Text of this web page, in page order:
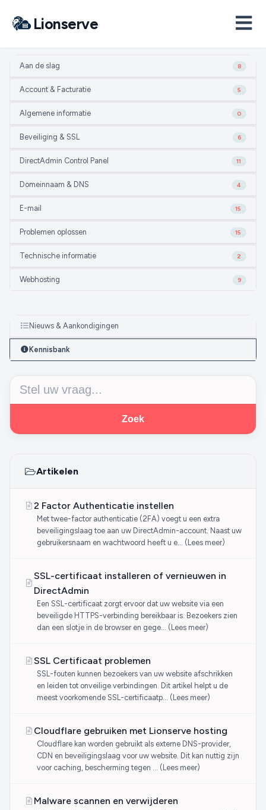
Lionserve
Aan de slag 8
Account & Facturatie 5
Algemene informatie 0
Beveiliging & SSL 6
DirectAdmin Control Panel 11
Domeinnaam & DNS 4
E-mail 15
Problemen oplossen 15
Technische informatie 2
Webhosting 9
Nieuws & Aankondigingen
Kennisbank
Zoek
Artikelen
2 Factor Authenticatie instellen
Met twee-factor authenticatie (2FA) voegt u een extra
beveiligingslaag toe aan uw DirectAdmin-account. Naast uw
gebruikersnaam en wachtwoord heeft u e… (Lees meer)
SSL-certificaat installeren of vernieuwen in
DirectAdmin
Een SSL-certificaat zorgt ervoor dat uw website via een
beveiligde HTTPS-verbinding bereikbaar is. Bezoekers zien
dan een slotje in de browser en gege… (Lees meer)
SSL Certificaat problemen
SSL-fouten kunnen bezoekers van uw website afschrikken
en leiden tot onveilige verbindingen. Dit artikel helpt u de
meest voorkomende SSL-certificaatp… (Lees meer)
Cloudflare gebruiken met Lionserve hosting
Cloudflare kan worden gebruikt als externe DNS-provider,
CDN en beveiligingslaag voor uw website. Dit kan nuttig zijn
voor caching, bescherming tegen … (Lees meer)
Malware scannen en verwijderen